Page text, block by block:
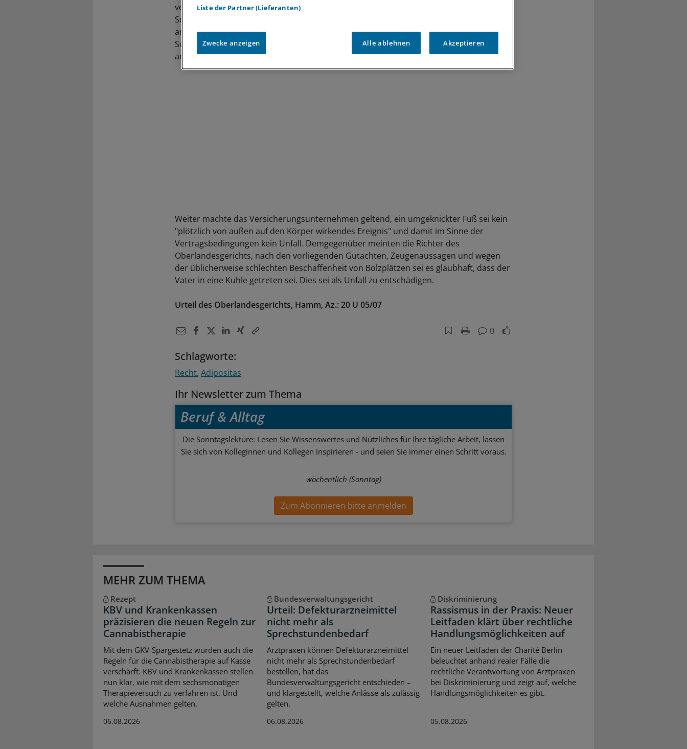
versicherten Kunden sowohl bei Vertragsabschluss wie auch bei einer
Schadensmeldung ihre bisherigen Vorerkrankungen angeben. Im konkreten Fall
argumentierte das Versicherungsunternehmen, der Freizeitkicker habe bei der
Schadensmeldung seine Fettleibigkeit nicht genannt. Adipositas jedoch ist "keine
anzuzeigende Krankheit", stellte das OLG klar.
Weiter machte das Versicherungsunternehmen geltend, ein umgeknickter Fuß sei kein
"plötzlich von außen auf den Körper wirkendes Ereignis" und damit im Sinne der
Vertragsbedingungen kein Unfall. Demgegenüber meinten die Richter des
Oberlandesgerichts, nach den vorliegenden Gutachten, Zeugenaussagen und wegen
der üblicherweise schlechten Beschaffenheit von Bolzplätzen sei es glaubhaft, dass der
Vater in eine Kuhle getreten sei. Dies sei als Unfall zu entschädigen.
Urteil des Oberlandesgerichts, Hamm, Az.: 20 U 05/07
0
Schlagworte:
Recht Adipositas
Ihr Newsletter zum Thema
Beruf & Alltag
Die Sonntagslektüre: Lesen Sie Wissenswertes und Nützliches für Ihre tägliche Arbeit, lassen
Sie sich von Kolleginnen und Kollegen inspirieren - und seien Sie immer einen Schritt voraus.
wöchentlich (Sonntag)
Zum Abonnieren bitte anmelden
MEHR ZUM THEMA
Rezept
KBV und Krankenkassen
präzisieren die neuen Regeln zur
Cannabistherapie
Mit dem GKV-Spargestetz wurden auch die
Regeln für die Cannabistherapie auf Kasse
verschärft. KBV und Krankenkassen stellen
nun klar, wie mit dem sechsmonatigen
Therapieversuch zu verfahren ist. Und
welche Ausnahmen gelten.
06.08.2026
Bundesverwaltungsgericht
Urteil: Defekturarzneimittel
nicht mehr als
Sprechstundenbedarf
Arztpraxen können Defekturarzneimittel
nicht mehr als Sprechstundenbedarf
bestellen, hat das
Bundesverwaltungsgericht entschieden –
und klargestellt, welche Anlässe als zulässig
gelten.
06.08.2026
Diskriminierung
Rassismus in der Praxis: Neuer
Leitfaden klärt über rechtliche
Handlungsmöglichkeiten auf
Ein neuer Leitfaden der Charité Berlin
beleuchtet anhand realer Fälle die
rechtliche Verantwortung von Arztpraxen
bei Diskriminierung und zeigt auf, welche
Handlungsmöglichkeiten es gibt.
05.08.2026
Liste der Partner (Lieferanten)
Zwecke anzeigen Alle ablehnen Akzeptieren